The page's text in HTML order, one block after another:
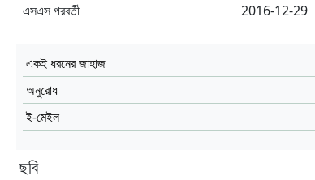
এসএস পরবর্তী
2016-12-29
একই ধরনের জাহাজ
অনুরোধ
ই-মেইল
ছবি